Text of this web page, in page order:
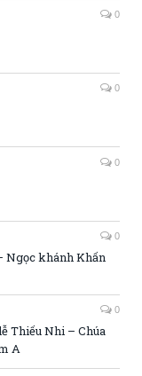
0
0
0
0
Ngọc khánh Khấn
0
Thiếu Nhi – Chúa
A